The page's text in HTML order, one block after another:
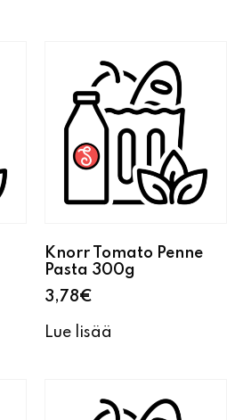
Knorr Tomato Penne
Pasta 300g
3,78€
Lue lisää